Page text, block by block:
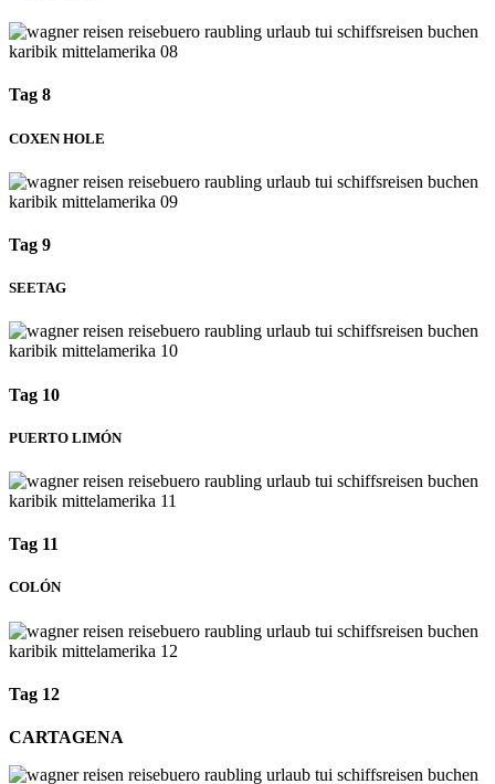
Tag 8
COXEN HOLE
Tag 9
SEETAG
Tag 10
PUERTO LIMÓN
Tag 11
COLÓN
Tag 12
CARTAGENA